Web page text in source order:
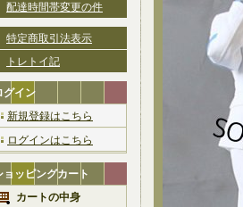
配達時間帯変更の件
特定商取引法表示
トレトイ記
グイン
新規登録はこちら
ログインはこちら
ョッピングカート
カートの中身